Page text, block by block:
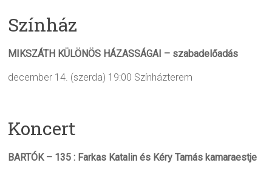
Színház
MIKSZÁTH KÜLÖNÖS HÁZASSÁGAI – szabadelőadás
december 14. (szerda) 19:00 Színházterem
Koncert
BARTÓK – 135 : Farkas Katalin és Kéry Tamás kamaraestje